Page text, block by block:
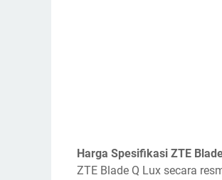
Harga Spesifikasi ZTE
ZTE Blade Q Lux secara